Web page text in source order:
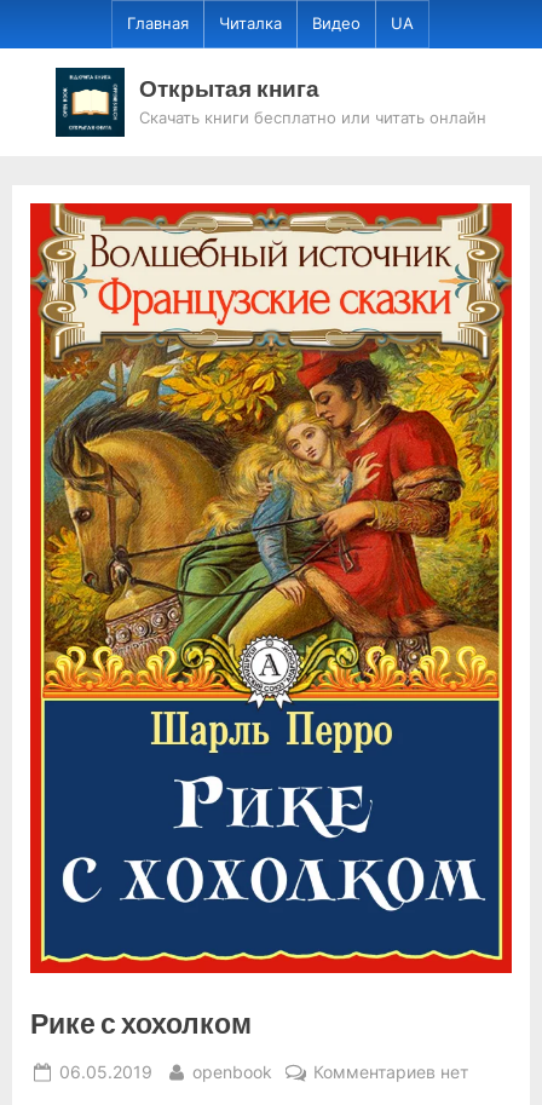
to
content
Главная Читалка Видео UA
Открытая книга
Скачать книги бесплатно или читать онлайн
Рике с хохолком
Posted
06.05.2019 By
openbook Комментариевкнет